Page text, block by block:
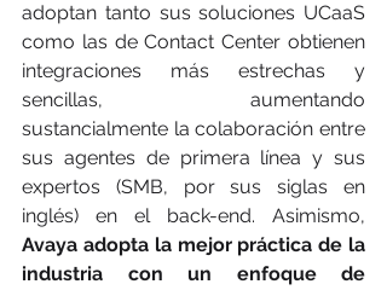
adoptan tanto sus soluciones UCaaS
como las de Contact Center obtienen
integraciones más estrechas y
sencillas, aumentando
sustancialmente la colaboración entre
sus agentes de primera línea y sus
expertos (SMB, por sus siglas en
Avaya adopta la mejor práctica de la
industria con un enfoque de